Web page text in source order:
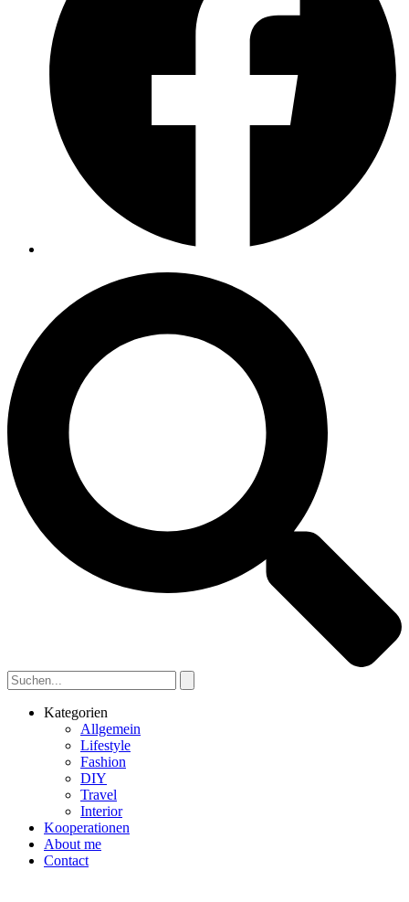
Kategorien
Allgemein
Lifestyle
Fashion
DIY
Travel
Interior
Kooperationen
About me
Contact